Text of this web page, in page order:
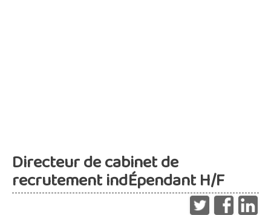
Directeur de cabinet de
recrutement indÉpendant H/F